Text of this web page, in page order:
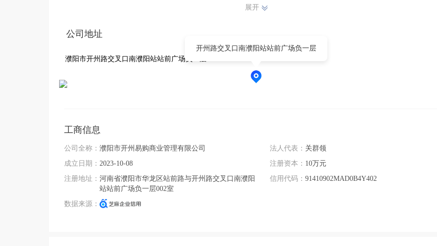
销售更是丰富多元，包括时尚服饰、家居用品、办公用品等，全方位满足顾客在不同场景下的购物需求。
公司始终秉持着诚信经营的理念，以顾客为中心，不断优化服务质量，努力营造舒适便捷的购物环境。凭借专业的团队和
丰富的行业经验，濮阳市开州易购商业管理有限公司在市场上树立了良好的口碑，赢得了广大消费者的信赖与支持。我们
将持续努力，不断拓展业务，为顾客带来更多优质的商品和服务，助力美好生活的实现。
展开
公司地址
濮阳市开州路交叉口南濮阳站站前广场负一层
开州路交叉口南濮阳站站前广场负一层
工商信息
公司全称： 濮阳市开州易购商业管理有限公司
成立日期： 2023-10-08
注册地址： 河南省濮阳市华龙区站前路与开州路交叉口南濮阳
站站前广场负一层002室
数据来源：
法人代表： 关群领
注册资本： 10万元
信用代码： 91410902MAD0B4Y402